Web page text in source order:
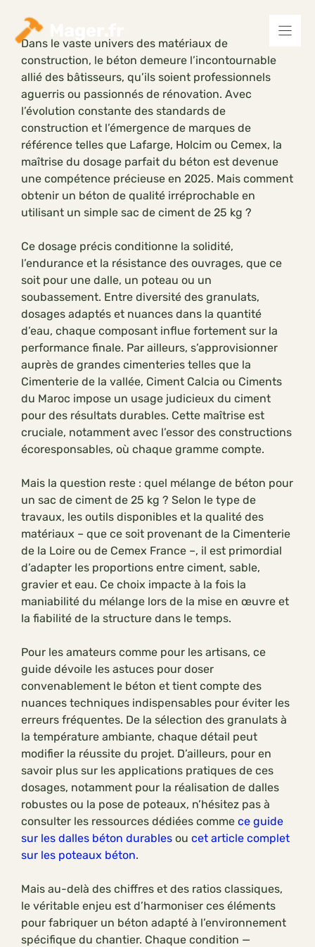
contenuDans le vaste univers des matériaux de
construction, le béton demeure l’incontournable
allié des bâtisseurs, qu’ils soient professionnels
aguerris ou passionnés de rénovation. Avec
l’évolution constante des standards de
construction et l’émergence de marques de
référence telles que Lafarge, Holcim ou Cemex, la
maîtrise du dosage parfait du béton est devenue
une compétence précieuse en 2025. Mais comment
obtenir un béton de qualité irréprochable en
utilisant un simple sac de ciment de 25 kg ?
Ce dosage précis conditionne la solidité,
l’endurance et la résistance des ouvrages, que ce
soit pour une dalle, un poteau ou un
soubassement. Entre diversité des granulats,
dosages adaptés et nuances dans la quantité
d’eau, chaque composant influe fortement sur la
performance finale. Par ailleurs, s’approvisionner
auprès de grandes cimenteries telles que la
Cimenterie de la vallée, Ciment Calcia ou Ciments
du Maroc impose un usage judicieux du ciment
pour des résultats durables. Cette maîtrise est
cruciale, notamment avec l’essor des constructions
écoresponsables, où chaque gramme compte.
Mais la question reste : quel mélange de béton pour
un sac de ciment de 25 kg ? Selon le type de
travaux, les outils disponibles et la qualité des
matériaux – que ce soit provenant de la Cimenterie
de la Loire ou de Cemex France –, il est primordial
d’adapter les proportions entre ciment, sable,
gravier et eau. Ce choix impacte à la fois la
maniabilité du mélange lors de la mise en œuvre et
la fiabilité de la structure dans le temps.
Pour les amateurs comme pour les artisans, ce
guide dévoile les astuces pour doser
convenablement le béton et tient compte des
nuances techniques indispensables pour éviter les
erreurs fréquentes. De la sélection des granulats à
la température ambiante, chaque détail peut
modifier la réussite du projet. D’ailleurs, pour en
savoir plus sur les applications pratiques de ces
dosages, notamment pour la réalisation de dalles
robustes ou la pose de poteaux, n’hésitez pas à
consulter les ressources dédiées comme ce guide
sur les dalles béton durables ou cet article complet
sur les poteaux béton.
Mais au-delà des chiffres et des ratios classiques,
le véritable enjeu est d’harmoniser ces éléments
pour fabriquer un béton adapté à l’environnement
spécifique du chantier. Chaque condition —